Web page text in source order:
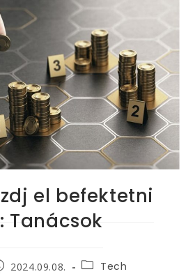
el befektetni
Tanácsok
2024.09.08.
PostTech